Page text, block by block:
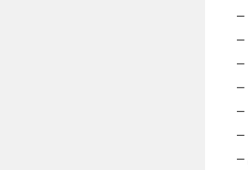
–
–
–
–
–
–
–